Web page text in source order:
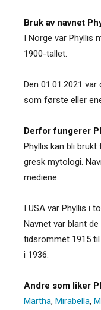
Bruk av navnet
I Norge var Phyllis
1900-tallet.
Den 01.01.2021
som første eller
Derfor fungerer
Phyllis kan bli
gresk mytologi.
mediene.
I USA var Phyllis i
Navnet var blant
tidsrommet 1915 til
i 1936.
Andre som liker
Märtha, Mirabella,